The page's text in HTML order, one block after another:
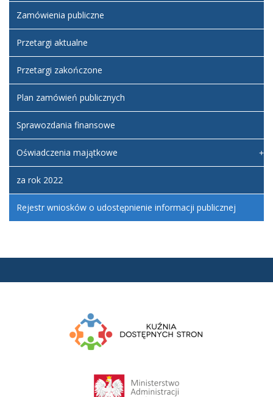
Zamówienia publiczne
Przetargi aktualne
Przetargi zakończone
Plan zamówień publicznych
Sprawozdania finansowe
Oświadczenia majątkowe
za rok 2022
Rejestr wniosków o udostępnienie informacji publicznej